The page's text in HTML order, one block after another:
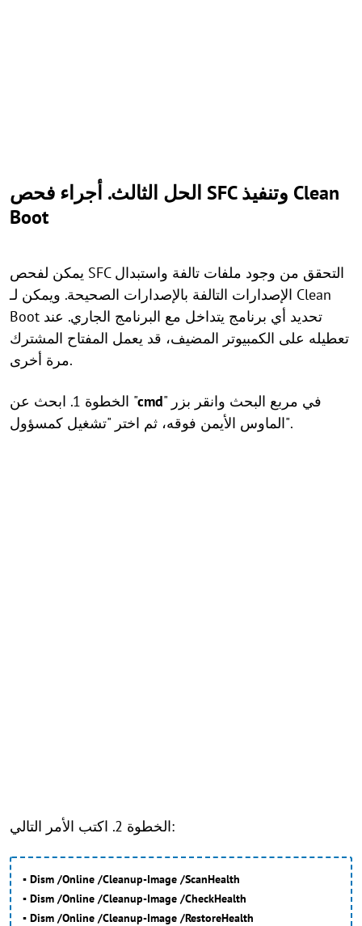
الحل الثالث. أجراء فحص SFC وتنفيذ Clean
Boot
يمكن لفحص SFC التحقق من وجود ملفات تالفة واستبدال
الإصدارات التالفة بالإصدارات الصحيحة. ويمكن لـ Clean
Boot تحديد أي برنامج يتداخل مع البرنامج الجاري. عند
تعطيله على الكمبيوتر المضيف، قد يعمل المفتاح المشترك
مرة أخرى.
الخطوة 1. ابحث عن "cmd" في مربع البحث وانقر بزر
الماوس الأيمن فوقه، ثم اختر "تشغيل كمسؤول".
الخطوة 2. اكتب الأمر التالي:
▪ Dism /Online /Cleanup-Image /ScanHealth
▪ Dism /Online /Cleanup-Image /CheckHealth
▪ Dism /Online /Cleanup-Image /RestoreHealth